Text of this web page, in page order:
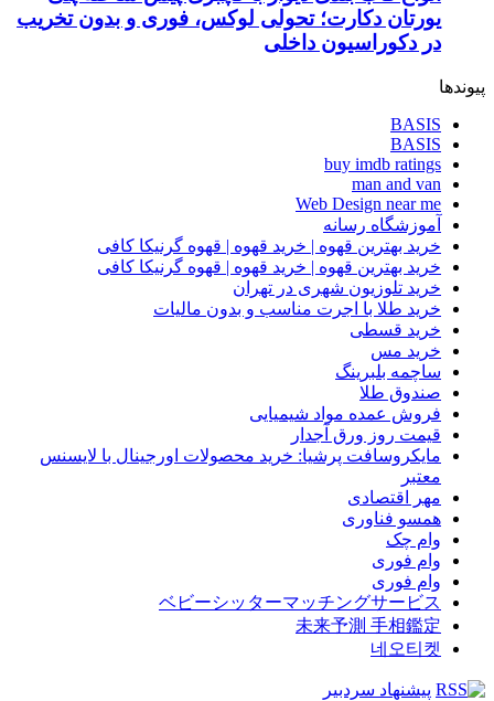
یورتان دکارت؛ تحولی لوکس، فوری و بدون تخریب
در دکوراسیون داخلی
پیوندها
BASIS
BASIS
buy imdb ratings
man and van
Web Design near me
آموزشگاه رسانه
خرید بهترین قهوه | خرید قهوه | قهوه گرنیکا کافی
خرید بهترین قهوه | خرید قهوه | قهوه گرنیکا کافی
خرید تلوزیون شهری در تهران
خرید طلا با اجرت مناسب و بدون مالیات
خرید قسطی
خرید مس
ساچمه بلبرینگ
صندوق طلا
فروش عمده مواد شیمیایی
قیمت روز ورق آجدار
مایکروسافت پرشیا: خرید محصولات اورجینال با لایسنس
معتبر
مهر اقتصادی
همسو فناوری
وام چک
وام فوری
وام فوری
ベビーシッターマッチングサービス
未来予測 手相鑑定
네오티켓
پیشنهاد سردبیر